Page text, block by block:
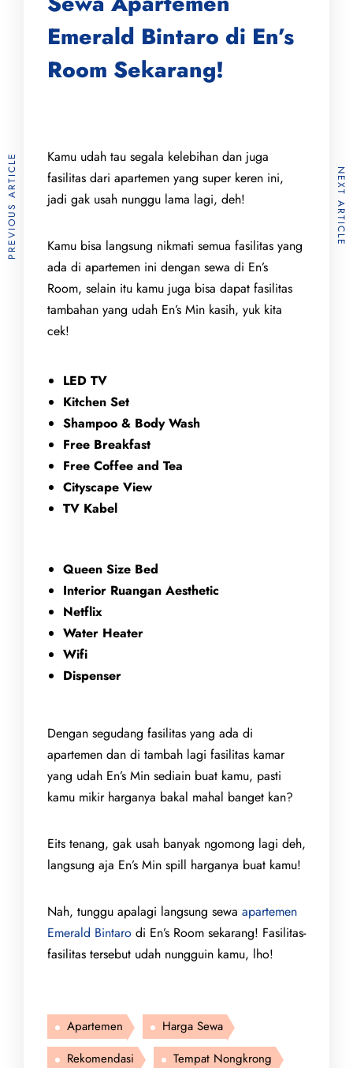
Emerald Bintaro di En’s
Room Sekarang!
Kamu udah tau segala kelebihan dan juga
fasilitas dari apartemen yang super keren ini,
jadi gak usah nunggu lama lagi, deh!
Kamu bisa langsung nikmati semua fasilitas yang
ada di apartemen ini dengan sewa di En’s
Room, selain itu kamu juga bisa dapat fasilitas
tambahan yang udah En’s Min kasih, yuk kita
cek!
LED TV
Kitchen Set
Shampoo & Body Wash
Free Breakfast
Free Coffee and Tea
Cityscape View
TV Kabel
Queen Size Bed
Interior Ruangan Aesthetic
Netflix
Water Heater
Wifi
Dispenser
Dengan segudang fasilitas yang ada di
apartemen dan di tambah lagi fasilitas kamar
yang udah En’s Min sediain buat kamu, pasti
kamu mikir harganya bakal mahal banget kan?
Eits tenang, gak usah banyak ngomong lagi deh,
langsung aja En’s Min spill harganya buat kamu!
Nah, tunggu apalagi langsung sewa apartemen
Emerald Bintaro di En’s Room sekarang! Fasilitas-
fasilitas tersebut udah nungguin kamu, lho!
Apartemen
Harga Sewa
Rekomendasi
Tempat Nongkrong
PREVIOUS ARTICLE NEXT ARTICLE